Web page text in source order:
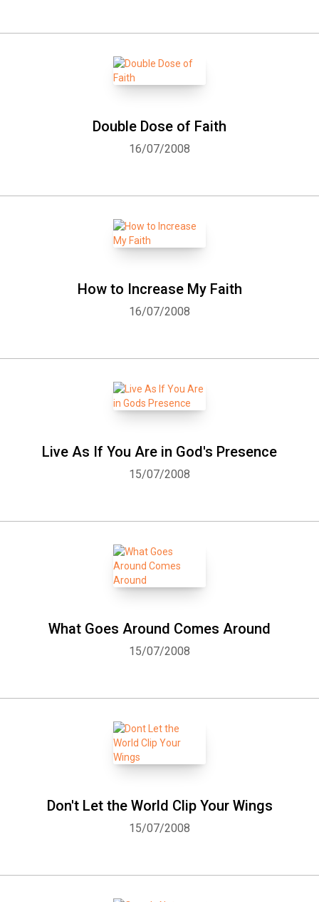
Double Dose of Faith
16/07/2008
How to Increase My Faith
16/07/2008
Live As If You Are in God's Presence
15/07/2008
What Goes Around Comes Around
15/07/2008
Don't Let the World Clip Your Wings
15/07/2008